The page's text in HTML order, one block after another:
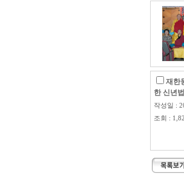
재한
한 신년
작성일 :
조회 :